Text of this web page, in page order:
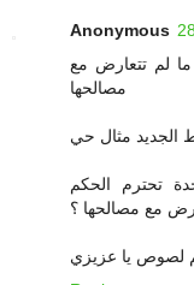
Anonymous
ما لم تتعارض مع
مصالحها
الجديد مثال حي
تحترم الحكم
لصوص يا عزيزي